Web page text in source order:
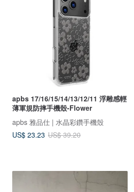
apbs 17/16/15/14/13/12/11 浮雕感輕
薄軍規防摔手機殼-Flower
apbs 雅品仕 | 水晶彩鑽手機殼
US$ 23.23 US$ 39.20